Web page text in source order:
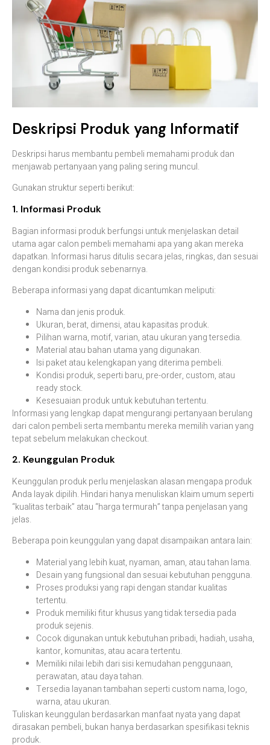
Deskripsi Produk yang Informatif
Deskripsi harus membantu pembeli memahami produk dan
menjawab pertanyaan yang paling sering muncul.
Gunakan struktur seperti berikut:
1. Informasi Produk
Bagian informasi produk berfungsi untuk menjelaskan detail
utama agar calon pembeli memahami apa yang akan mereka
dapatkan. Informasi harus ditulis secara jelas, ringkas, dan sesuai
dengan kondisi produk sebenarnya.
Beberapa informasi yang dapat dicantumkan meliputi:
Nama dan jenis produk.
Ukuran, berat, dimensi, atau kapasitas produk.
Pilihan warna, motif, varian, atau ukuran yang tersedia.
Material atau bahan utama yang digunakan.
Isi paket atau kelengkapan yang diterima pembeli.
Kondisi produk, seperti baru, pre-order, custom, atau
ready stock.
Kesesuaian produk untuk kebutuhan tertentu.
Informasi yang lengkap dapat mengurangi pertanyaan berulang
dari calon pembeli serta membantu mereka memilih varian yang
tepat sebelum melakukan checkout.
2. Keunggulan Produk
Keunggulan produk perlu menjelaskan alasan mengapa produk
Anda layak dipilih. Hindari hanya menuliskan klaim umum seperti
“kualitas terbaik” atau “harga termurah” tanpa penjelasan yang
jelas.
Beberapa poin keunggulan yang dapat disampaikan antara lain:
Material yang lebih kuat, nyaman, aman, atau tahan lama.
Desain yang fungsional dan sesuai kebutuhan pengguna.
Proses produksi yang rapi dengan standar kualitas
tertentu.
Produk memiliki fitur khusus yang tidak tersedia pada
produk sejenis.
Cocok digunakan untuk kebutuhan pribadi, hadiah, usaha,
kantor, komunitas, atau acara tertentu.
Memiliki nilai lebih dari sisi kemudahan penggunaan,
perawatan, atau daya tahan.
Tersedia layanan tambahan seperti custom nama, logo,
warna, atau ukuran.
Tuliskan keunggulan berdasarkan manfaat nyata yang dapat
dirasakan pembeli, bukan hanya berdasarkan spesifikasi teknis
produk.